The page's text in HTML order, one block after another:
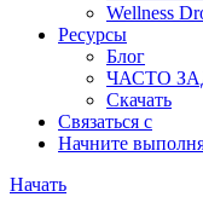
Wellness
Ресурсы
Блог
ЧАСТО
Скачать
Связаться с
Начните
Начать